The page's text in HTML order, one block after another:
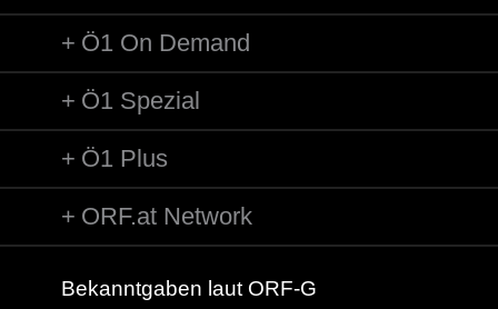
Ö1 On Demand
Ö1 Spezial
Ö1 Plus
ORF.at Network
Bekanntgaben laut ORF-G